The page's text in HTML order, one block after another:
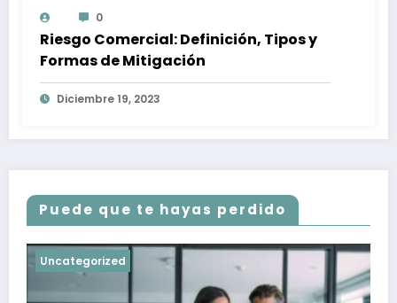
0
Riesgo Comercial: Definición, Tipos y
Formas de Mitigación
Diciembre 19, 2023
Puede que te hayas perdido
Uncategorized